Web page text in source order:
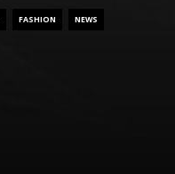
FASHION NEWS